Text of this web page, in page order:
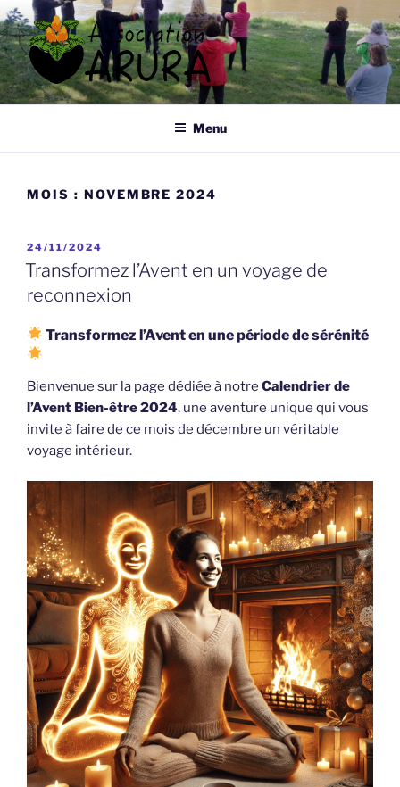
Aller
au
contenu
principal
ARURA
Qi Gong à Tours
Menu
MOIS : NOVEMBRE 2024
PUBLIÉ
LE
24/11/2024
Transformez l’Avent en un voyage de
reconnexion
Transformez l’Avent en une période de sérénité
Bienvenue sur la page dédiée à notre Calendrier de
l’Avent Bien-être 2024, une aventure unique qui vous
invite à faire de ce mois de décembre un véritable
voyage intérieur.